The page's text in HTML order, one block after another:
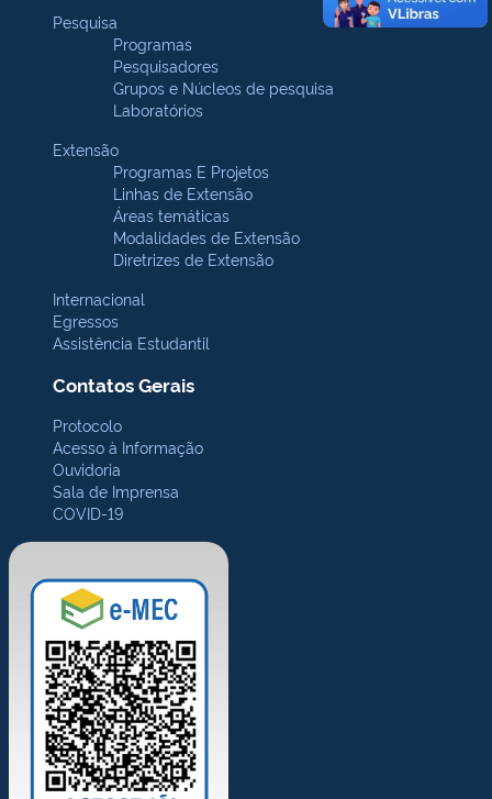
Pesquisa
Programas
Pesquisadores
Grupos e Núcleos de pesquisa
Laboratórios
Extensão
Programas E Projetos
Linhas de Extensão
Áreas temáticas
Modalidades de Extensão
Diretrizes de Extensão
Internacional
Egressos
Assistência Estudantil
Contatos Gerais
Protocolo
Acesso à Informação
Ouvidoria
Sala de Imprensa
COVID-19